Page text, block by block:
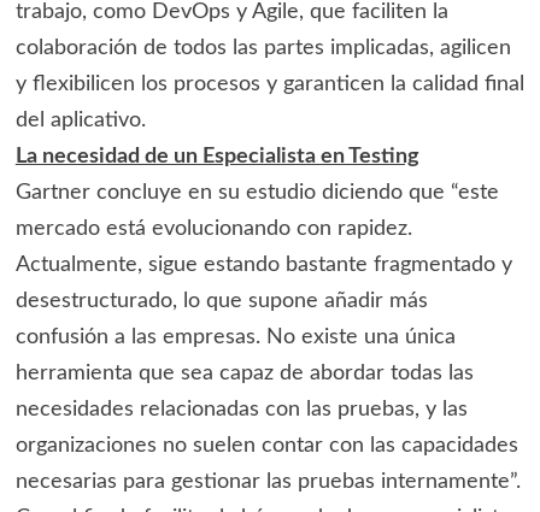
trabajo, como DevOps y Agile, que faciliten la
colaboración de todos las partes implicadas, agilicen
y flexibilicen los procesos y garanticen la calidad final
del aplicativo.
La necesidad de un Especialista en Testing
Gartner concluye en su estudio diciendo que “este
mercado está evolucionando con rapidez.
Actualmente, sigue estando bastante fragmentado y
desestructurado, lo que supone añadir más
confusión a las empresas. No existe una única
herramienta que sea capaz de abordar todas las
necesidades relacionadas con las pruebas, y las
organizaciones no suelen contar con las capacidades
necesarias para gestionar las pruebas internamente”.